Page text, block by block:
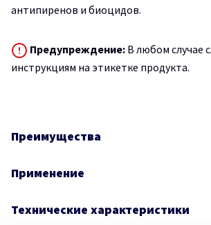
антипиренов и биоцидов.
Предупреждение: В любом случае
инструкциям на этикетке продукта.
Преимущества
Применение
Технические характеристики